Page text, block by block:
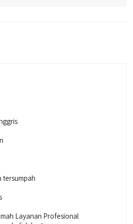
tersumpah
Layanan Profesional